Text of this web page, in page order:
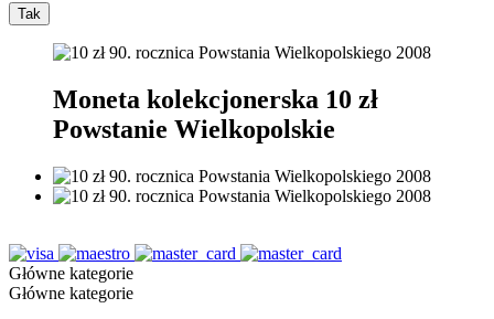
Tak
Moneta kolekcjonerska 10 zł
Powstanie Wielkopolskie
Główne kategorie
Główne kategorie